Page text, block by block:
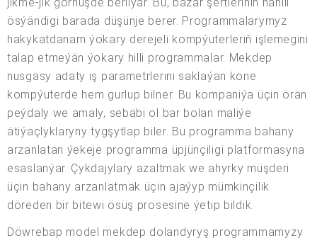
jikme-jik görnüşde berilýär. Bu, bazar şertleriniň nähili
ösýändigi barada düşünje berer. Programmalarymyz
hakykatdanam ýokary derejeli kompýuterleriň işlemegini
talap etmeýän ýokary hilli programmalar. Mekdep
nusgasy adaty iş parametrlerini saklaýan köne
kompýuterde hem gurlup bilner. Bu kompaniýa üçin örän
peýdaly we amaly, sebäbi ol bar bolan maliýe
ätiýaçlyklaryny tygşytlap biler. Bu programma bahany
arzanlatan ýekeje programma üpjünçiligi platformasyna
esaslanýar. Çykdajylary azaltmak we ahyrky müşderi
üçin bahany arzanlatmak üçin ajaýyp mümkinçilik
döreden bir bitewi ösüş prosesine ýetip bildik.
Döwrebap model mekdep dolandyryş programmamyzy